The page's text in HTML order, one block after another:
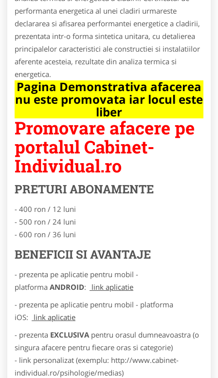
performanta energetica al unei cladiri urmareste
declararea si afisarea performantei energetice a cladirii,
prezentata intr-o forma sintetica unitara, cu detalierea
principalelor caracteristici ale constructiei si instalatiilor
aferente acesteia, rezultate din analiza termica si
energetica.
Pagina Demonstrativa afacerea
nu este promovata iar locul este
liber
Promovare afacere pe
portalul Cabinet-
Individual.ro
PRETURI ABONAMENTE
- 400 ron / 12 luni
- 500 ron / 24 luni
- 600 ron / 36 luni
BENEFICII SI AVANTAJE
- prezenta pe aplicatie pentru mobil -
platforma ANDROID:
link aplicatie
- prezenta pe aplicatie pentru mobil - platforma
iOS:
link aplicatie
- prezenta EXCLUSIVA pentru orasul dumneavoastra (o
singura afacere pentru fiecare oras si categorie)
- link personalizat (exemplu: http://www.cabinet-
individual.ro/psihologie/medias)